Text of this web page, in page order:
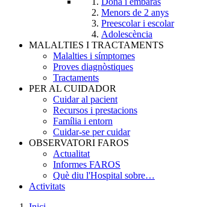
Menors de 2 anys
Preescolar i escolar
Adolescència
MALALTIES I TRACTAMENTS
Malalties i símptomes
Proves diagnòstiques
Tractaments
PER AL CUIDADOR
Cuidar al pacient
Recursos i prestacions
Família i entorn
Cuidar-se per cuidar
OBSERVATORI FAROS
Actualitat
Informes FAROS
Què diu l'Hospital sobre…
Activitats